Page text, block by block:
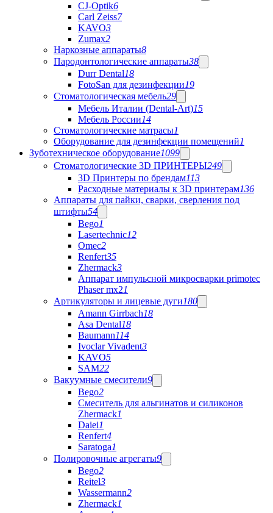
CJ-Optik6
Carl Zeiss7
KAVO3
Zumax2
Наркозные аппараты8
Пародонтологические аппараты38
Durr Dental18
FotoSan для дезинфекции19
Стоматологическая мебель29
Мебель Италии (Dental-Art)15
Мебель России14
Стоматологические матрасы1
Оборудование для дезинфекции помещений1
Зуботехническое оборудование1099
Стоматологические 3D ПРИНТЕРЫ249
3D Принтеры по брендам113
Расходные материалы к 3D принтерам136
Аппараты для пайки, сварки, сверления под
штифты54
Bego1
Lasertechnic12
Omec2
Renfert35
Zhermack3
Аппарат импульсной микросварки primotec
Phaser mx21
Артикуляторы и лицевые дуги180
Amann Girrbach18
Asa Dental18
Baumann114
Ivoclar Vivadent3
KAVO5
SAM22
Вакуумные смесители9
Bego2
Cмеситель для альгинатов и силиконов
Zhermack1
Daiei1
Renfert4
Saratoga1
Полировочные агрегаты9
Bego2
Reitel3
Wassermann2
Zhermack1